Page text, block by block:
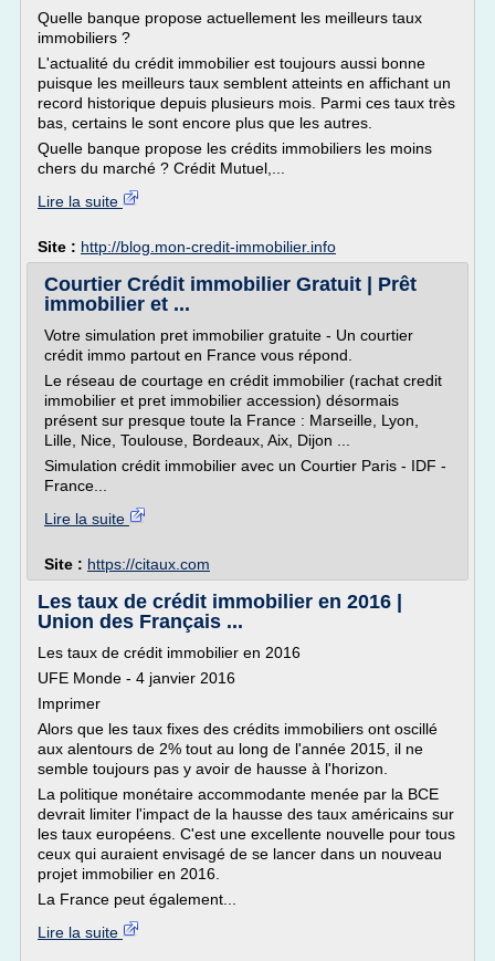
Quelle banque propose actuellement les meilleurs taux
immobiliers ?
L'actualité du crédit immobilier est toujours aussi bonne
puisque les meilleurs taux semblent atteints en affichant un
record historique depuis plusieurs mois. Parmi ces taux très
bas, certains le sont encore plus que les autres.
Quelle banque propose les crédits immobiliers les moins
chers du marché ? Crédit Mutuel,...
Lire la suite
Site : http://blog.mon-credit-immobilier.info
Courtier Crédit immobilier Gratuit | Prêt
immobilier et ...
Votre simulation pret immobilier gratuite - Un courtier
crédit immo partout en France vous répond.
Le réseau de courtage en crédit immobilier (rachat credit
immobilier et pret immobilier accession) désormais
présent sur presque toute la France : Marseille, Lyon,
Lille, Nice, Toulouse, Bordeaux, Aix, Dijon ...
Simulation crédit immobilier avec un Courtier Paris - IDF -
France...
Lire la suite
Site : https://citaux.com
Les taux de crédit immobilier en 2016 |
Union des Français ...
Les taux de crédit immobilier en 2016
UFE Monde - 4 janvier 2016
Imprimer
Alors que les taux fixes des crédits immobiliers ont oscillé
aux alentours de 2% tout au long de l'année 2015, il ne
semble toujours pas y avoir de hausse à l'horizon.
La politique monétaire accommodante menée par la BCE
devrait limiter l'impact de la hausse des taux américains sur
les taux européens. C'est une excellente nouvelle pour tous
ceux qui auraient envisagé de se lancer dans un nouveau
projet immobilier en 2016.
La France peut également...
Lire la suite